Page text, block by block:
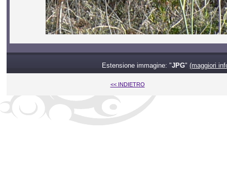
Estensione immagine: "JPG" (maggiori
<< INDIETRO